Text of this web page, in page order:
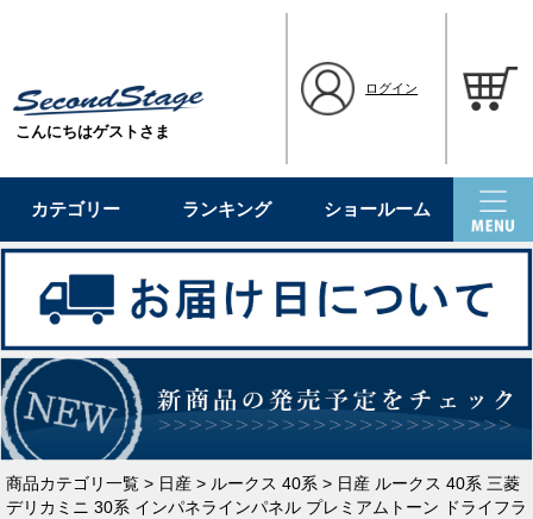
こんにちはゲストさま
ログイン
カテゴリー ランキング ショールーム
商品カテゴリ一覧 > 日産 > ルークス 40系 > 日産 ルークス 40系 三菱
デリカミニ 30系 インパネラインパネル プレミアムトーン ドライフラ